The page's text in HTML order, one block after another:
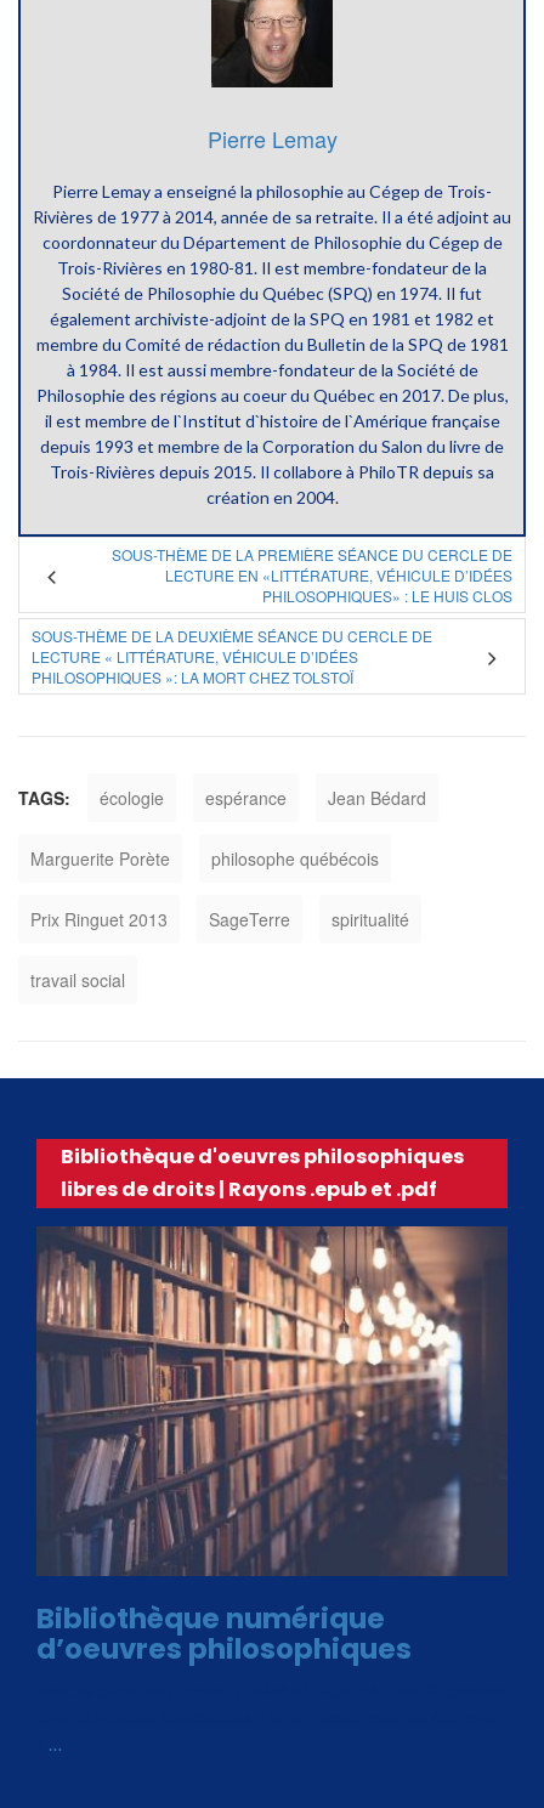
Pierre Lemay
Pierre Lemay a enseigné la philosophie au Cégep de Trois-
Rivières de 1977 à 2014, année de sa retraite. Il a été adjoint au
coordonnateur du Département de Philosophie du Cégep de
Trois-Rivières en 1980-81. Il est membre-fondateur de la
Société de Philosophie du Québec (SPQ) en 1974. Il fut
également archiviste-adjoint de la SPQ en 1981 et 1982 et
membre du Comité de rédaction du Bulletin de la SPQ de 1981
à 1984. Il est aussi membre-fondateur de la Société de
Philosophie des régions au coeur du Québec en 2017. De plus,
il est membre de l`Institut d`histoire de l`Amérique française
depuis 1993 et membre de la Corporation du Salon du livre de
Trois-Rivières depuis 2015. Il collabore à PhiloTR depuis sa
création en 2004.
SOUS-THÈME DE LA PREMIÈRE SÉANCE DU CERCLE DE
LECTURE EN «LITTÉRATURE, VÉHICULE D’IDÉES
PHILOSOPHIQUES» : LE HUIS CLOS
SOUS-THÈME DE LA DEUXIÈME SÉANCE DU CERCLE DE
LECTURE « LITTÉRATURE, VÉHICULE D’IDÉES
PHILOSOPHIQUES »: LA MORT CHEZ TOLSTOÏ
TAGS: écologie espérance Jean Bédard
Marguerite Porète philosophe québécois
Prix Ringuet 2013 SageTerre spiritualité
travail social
Bibliothèque d'oeuvres philosophiques
libres de droits | Rayons .epub et .pdf
Bibliothèque numérique
d’oeuvres philosophiques
…